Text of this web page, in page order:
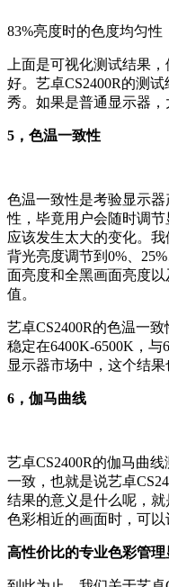
83%亮度时的色度均匀性
上面是可视化测试结果
好。艺卓CS2400R的测
秀。如果是普通显示器，
5，色温一致性
色温一致性是考验显示
性，毕竟用户会随时调
应该发生太大的变化。
背光亮度调节到0%、
面亮度和全黑画面亮度
值。
艺卓CS2400R的色温一
稳定在6400K-6500K，
显示器市场中，这个结果
6，伽马曲线
艺卓CS2400R的伽马曲
一致，也就是说艺卓
结果的意义是什么呢，
色彩相近的画面时，可以
高性价比的专业色彩管理